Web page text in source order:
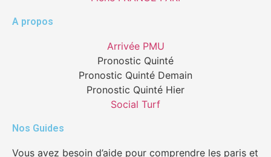
A propos
Arrivée PMU
Pronostic Quinté
Pronostic Quinté Demain
Pronostic Quinté Hier
Social Turf
Nos Guides
Vous avez besoin d’aide pour comprendre les paris et